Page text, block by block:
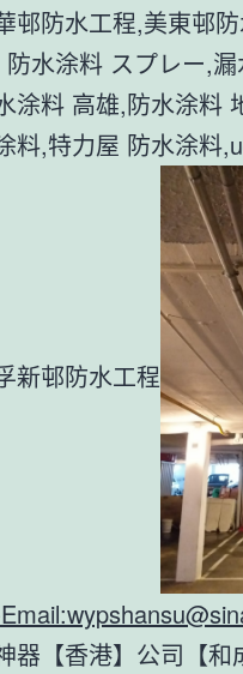
邨防水工程,美東邨
水涂料 スプレー,
涂料 高雄,防水涂料
料,特力屋 防水涂料
新邨防水工程
器【香港】公司【